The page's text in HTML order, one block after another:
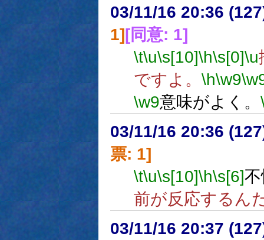
03/11/16 20:36
1][同意: 1]
\t\u\s[10]\h\s[0]\u
ですよ。 \h\w9
\w9意味がよく。
03/11/16 20:36
票: 1]
\t\u\s[10]\h\s[6]
前が反応するん
03/11/16 20:37